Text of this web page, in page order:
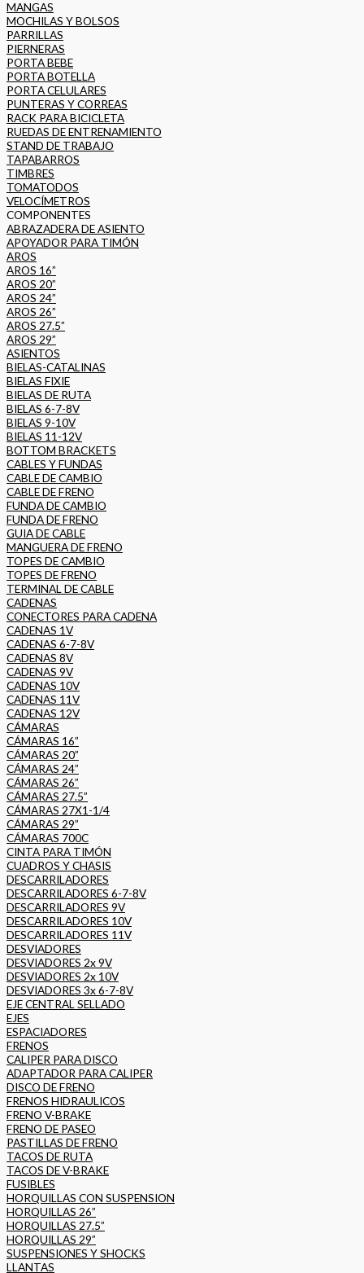
MANGAS
MOCHILAS Y BOLSOS
PARRILLAS
PIERNERAS
PORTA BEBE
PORTA BOTELLA
PORTA CELULARES
PUNTERAS Y CORREAS
RACK PARA BICICLETA
RUEDAS DE ENTRENAMIENTO
STAND DE TRABAJO
TAPABARROS
TIMBRES
TOMATODOS
VELOCÍMETROS
COMPONENTES
ABRAZADERA DE ASIENTO
APOYADOR PARA TIMÓN
AROS
AROS 16”
AROS 20”
AROS 24”
AROS 26”
AROS 27.5”
AROS 29”
ASIENTOS
BIELAS-CATALINAS
BIELAS FIXIE
BIELAS DE RUTA
BIELAS 6-7-8V
BIELAS 9-10V
BIELAS 11-12V
BOTTOM BRACKETS
CABLES Y FUNDAS
CABLE DE CAMBIO
CABLE DE FRENO
FUNDA DE CAMBIO
FUNDA DE FRENO
GUIA DE CABLE
MANGUERA DE FRENO
TOPES DE CAMBIO
TOPES DE FRENO
TERMINAL DE CABLE
CADENAS
CONECTORES PARA CADENA
CADENAS 1V
CADENAS 6-7-8V
CADENAS 8V
CADENAS 9V
CADENAS 10V
CADENAS 11V
CADENAS 12V
CÁMARAS
CÁMARAS 16”
CÁMARAS 20”
CÁMARAS 24”
CÁMARAS 26”
CÁMARAS 27.5”
CÁMARAS 27X1-1/4
CÁMARAS 29”
CÁMARAS 700C
CINTA PARA TIMÓN
CUADROS Y CHASIS
DESCARRILADORES
DESCARRILADORES 6-7-8V
DESCARRILADORES 9V
DESCARRILADORES 10V
DESCARRILADORES 11V
DESVIADORES
DESVIADORES 2x 9V
DESVIADORES 2x 10V
DESVIADORES 3x 6-7-8V
EJE CENTRAL SELLADO
EJES
ESPACIADORES
FRENOS
CALIPER PARA DISCO
ADAPTADOR PARA CALIPER
DISCO DE FRENO
FRENOS HIDRAULICOS
FRENO V-BRAKE
FRENO DE PASEO
PASTILLAS DE FRENO
TACOS DE RUTA
TACOS DE V-BRAKE
FUSIBLES
HORQUILLAS CON SUSPENSION
HORQUILLAS 26”
HORQUILLAS 27.5”
HORQUILLAS 29”
SUSPENSIONES Y SHOCKS
LLANTAS